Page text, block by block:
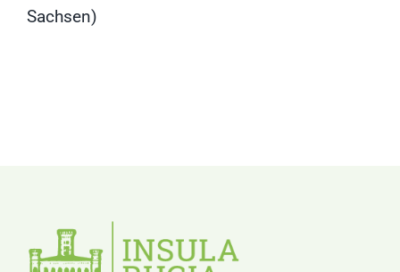
RUGIA Shop
Sachsen)